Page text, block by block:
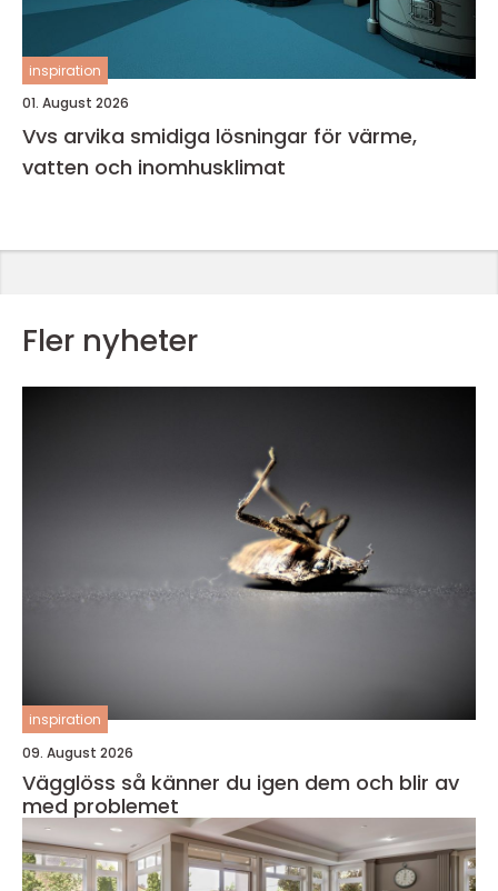
inspiration
01. August 2026
Vvs arvika smidiga lösningar för värme,
vatten och inomhusklimat
Fler nyheter
inspiration
09. August 2026
Vägglöss så känner du igen dem och blir av
med problemet